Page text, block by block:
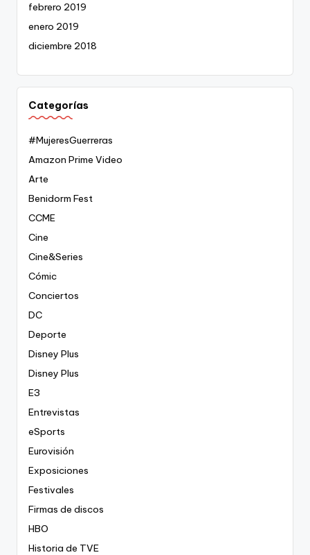
febrero 2019
enero 2019
diciembre 2018
Categorías
#MujeresGuerreras
Amazon Prime Video
Arte
Benidorm Fest
CCME
Cine
Cine&Series
Cómic
Conciertos
DC
Deporte
Disney Plus
Disney Plus
E3
Entrevistas
eSports
Eurovisión
Exposiciones
Festivales
Firmas de discos
HBO
Historia de TVE